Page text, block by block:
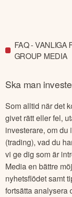
FAQ - VANLIGA
GROUP MEDIA
Ska man
Som alltid när det
givet rätt eller fel,
investerare, om
(trading), vad du
vi ge dig som är
Mediaen bättre
nyhetsflödet samt
fortsätta